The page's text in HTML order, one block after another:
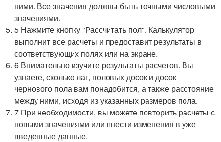
ними. Все значения должны быть точными числовыми
значениями.
5 Нажмите кнопку "Рассчитать пол". Калькулятор
выполнит все расчеты и предоставит результаты в
соответствующих полях или на экране.
6 Внимательно изучите результаты расчетов. Вы
узнаете, сколько лаг, половых досок и досок
чернового пола вам понадобится, а также расстояние
между ними, исходя из указанных размеров пола.
7 При необходимости, вы можете повторить расчеты с
новыми значениями или внести изменения в уже
введенные данные.